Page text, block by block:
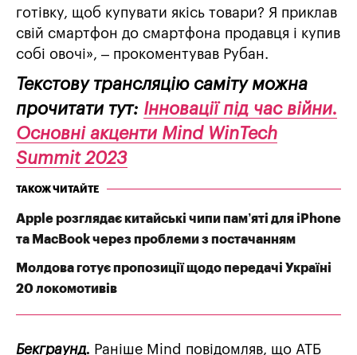
готівку, щоб купувати якісь товари? Я приклав
свій смартфон до смартфона продавця і купив
собі овочі», – прокоментував Рубан.
Текстову трансляцію саміту можна
прочитати тут: Інновації під час війни.
Основні акценти Mind WinTech
Summit 2023
ТАКОЖ ЧИТАЙТЕ
Apple розглядає китайські чипи пам’яті для iPhone
та MacBook через проблеми з постачанням
Молдова готує пропозиції щодо передачі Україні
20 локомотивів
Бекграунд. Раніше Mind повідомляв, що АТБ